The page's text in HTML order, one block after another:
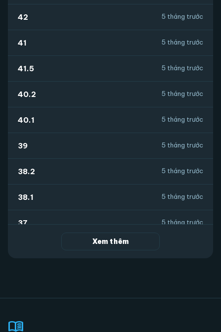
42 5 tháng trước
41 5 tháng trước
41.5 5 tháng trước
40.2 5 tháng trước
40.1 5 tháng trước
39 5 tháng trước
38.2 5 tháng trước
38.1 5 tháng trước
37 5 tháng trước
34 5 tháng trước
33
Xem thêm
menu_book